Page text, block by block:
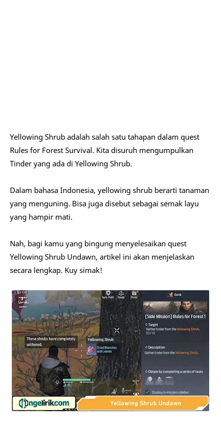
Yellowing Shrub adalah salah satu tahapan dalam quest
Rules for Forest Survival. Kita disuruh mengumpulkan
Tinder yang ada di Yellowing Shrub.
Dalam bahasa Indonesia, yellowing shrub berarti tanaman
yang menguning. Bisa juga disebut sebagai semak layu
yang hampir mati.
Nah, bagi kamu yang bingung menyelesaikan quest
Yellowing Shrub Undawn, artikel ini akan menjelaskan
secara lengkap. Kuy simak!